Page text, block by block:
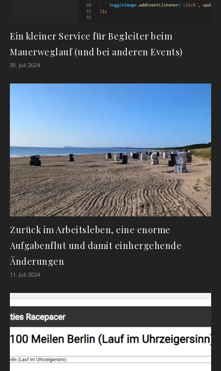
Ein kleiner Service für Begleiter beim
Mauerweglauf (und bei anderen Events)
30. Juli 2024
Zurück im Arbeitsleben, eine enorme
Aufgabenflut und damit einhergehende
Änderungen
11. Juli 2024